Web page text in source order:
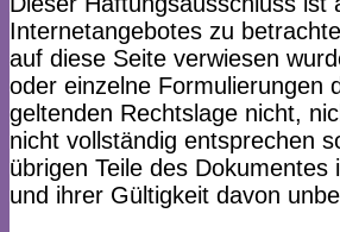
Internetangebotes zu
auf diese Seite verwiesen
oder einzelne Formulierungen
geltenden Rechtslage nicht,
nicht vollständig entsprechen
übrigen Teile des Dokumentes
und ihrer Gültigkeit davon